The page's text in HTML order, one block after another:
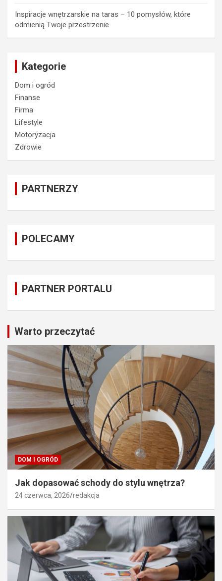
Inspiracje wnętrzarskie na taras – 10 pomysłów, które
odmienią Twoje przestrzenie
Kategorie
Dom i ogród
Finanse
Firma
Lifestyle
Motoryzacja
Zdrowie
PARTNERZY
POLECAMY
PARTNER PORTALU
Warto przeczytać
DOM I OGRÓD
Jak dopasować schody do stylu wnętrza?
24 czerwca, 2026 redakcja